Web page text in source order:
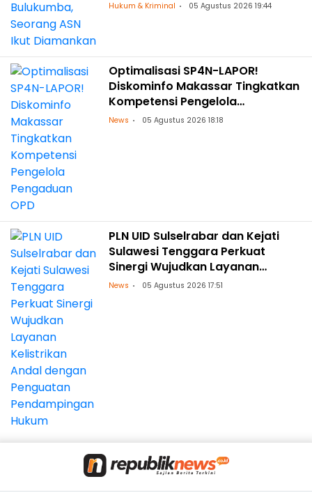
Hukum & Kriminal 05 Agustus 2026 19:44
Optimalisasi SP4N-LAPOR!
Diskominfo Makassar Tingkatkan
Kompetensi Pengelola
Pengaduan OPD
News 05 Agustus 2026 18:18
PLN UID Sulselrabar dan Kejati
Sulawesi Tenggara Perkuat
Sinergi Wujudkan Layanan
Kelistrikan Andal dengan
News 05 Agustus 2026 17:51